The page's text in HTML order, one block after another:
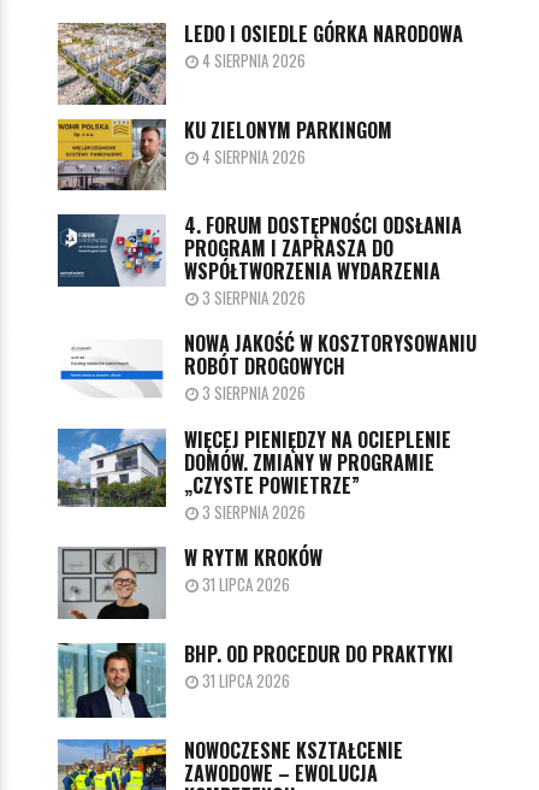
LEDO I OSIEDLE GÓRKA NARODOWA
4 SIERPNIA 2026
KU ZIELONYM PARKINGOM
4 SIERPNIA 2026
4. FORUM DOSTĘPNOŚCI ODSŁANIA
PROGRAM I ZAPRASZA DO
WSPÓŁTWORZENIA WYDARZENIA
3 SIERPNIA 2026
NOWA JAKOŚĆ W KOSZTORYSOWANIU
ROBÓT DROGOWYCH
3 SIERPNIA 2026
WIĘCEJ PIENIĘDZY NA OCIEPLENIE
DOMÓW. ZMIANY W PROGRAMIE
„CZYSTE POWIETRZE”
3 SIERPNIA 2026
W RYTM KROKÓW
31 LIPCA 2026
BHP. OD PROCEDUR DO PRAKTYKI
31 LIPCA 2026
NOWOCZESNE KSZTAŁCENIE
ZAWODOWE – EWOLUCJA